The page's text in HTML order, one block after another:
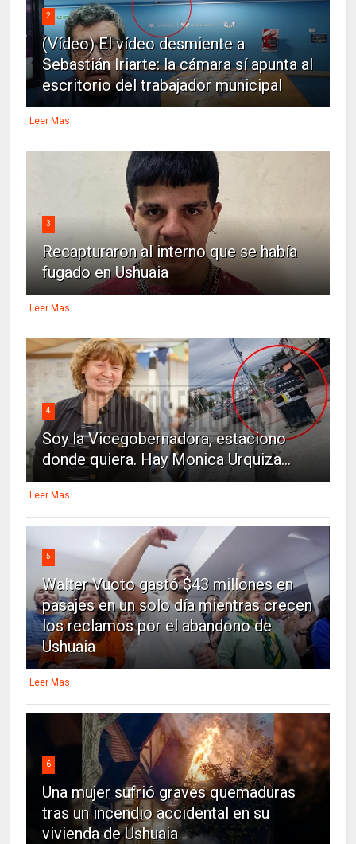
2
(Vídeo) El vídeo desmiente a
Sebastián Iriarte: la cámara sí apunta al
escritorio del trabajador municipal
Leer Mas
3
Recapturaron al interno que se había
fugado en Ushuaia
Leer Mas
4
Soy la Vicegobernadora, estaciono
donde quiera. Hay Monica Urquiza...
Leer Mas
5
Walter Vuoto gastó $43 millones en
pasajes en un solo día mientras crecen
los reclamos por el abandono de
Ushuaia
Leer Mas
6
Una mujer sufrió graves quemaduras
tras un incendio accidental en su
vivienda de Ushuaia